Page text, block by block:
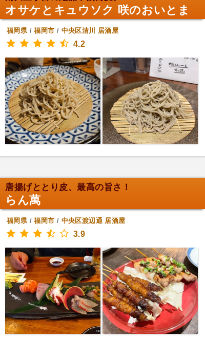
オサケとキュウソク 咲のおいとま
福岡県/福岡市 / 中央区清川 居酒屋
4.2
唐揚げととり皮、最高の旨さ！
らん萬
福岡県/福岡市 / 中央区渡辺通 居酒屋
3.9